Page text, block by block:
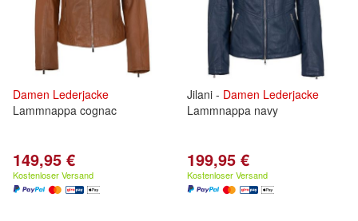
Damen Lederjacke
Lammnappa cognac
149,95 €
Kostenloser Versand
Jilani - Damen Lederjacke
Lammnappa navy
199,95 €
Kostenloser Versand